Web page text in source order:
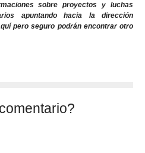
sobre proyectos y luchas
apuntando hacia la dirección
pero seguro podrán encontrar otro